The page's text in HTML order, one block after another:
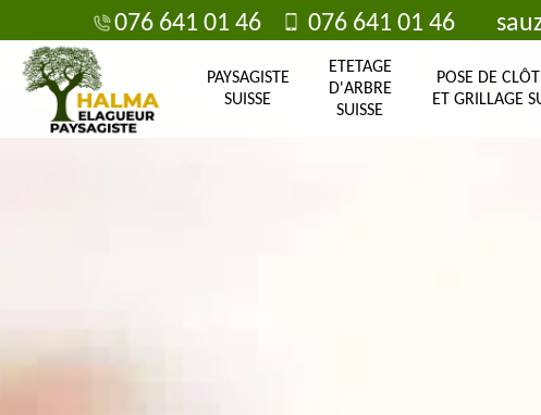
076 641 01 46 076 641 01 46
PAYSAGISTE
SUISSE
ETETAGE
D'ARBRE
SUISSE
POSE DE
ET GRILLAGE